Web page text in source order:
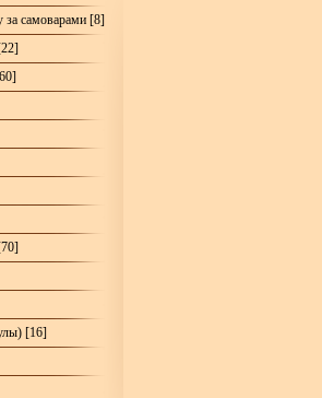
за самоварами [8]
[16]